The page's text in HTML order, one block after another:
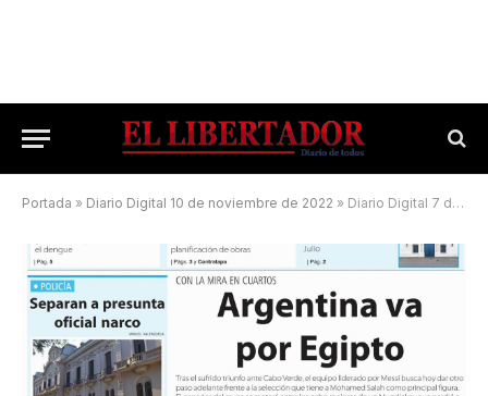
Portada » Diario Digital 10 de noviembre de 2022 » Diario Digital 7 de julio de 2026